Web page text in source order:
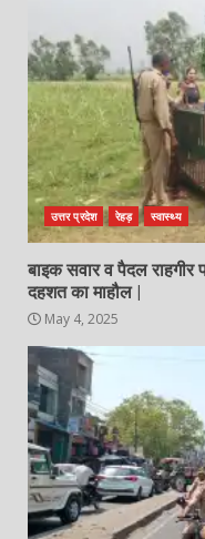
उत्तर प्रदेश रेहड़ स्वास्थ्य
बाइक सवार व पैदल राहगीर
दहशत का माहौल |
May 4, 2025